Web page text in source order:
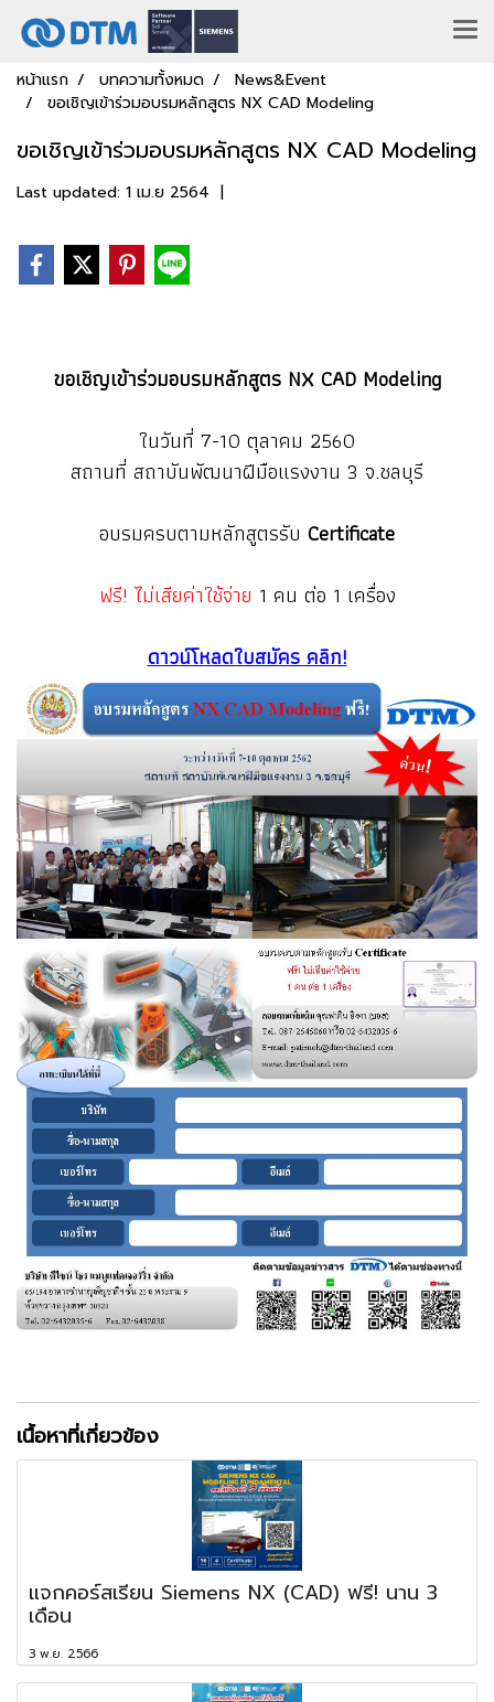
หน้าแรก บทความทั้งหมด
News&Event
ขอเชิญเข้าร่วมอบรมหลักสูตร NX CAD Modeling
ขอเชิญเข้าร่วมอบรมหลักสูตร NX CAD Modeling
Last updated: 1 เม.ย 2564 |
ขอเชิญเข้าร่วมอบรมหลักสูตร NX CAD Modeling
ในวันที่ 7-10 ตุลาคม 2560
สถานที่ สถาบันพัฒนาฝีมือแรงงาน 3 จ.ชลบุรี
อบรมครบตามหลักสูตรรับ Certificate
ฟรี!ไม่เสียค่าใช้จ่าย 1 คน ต่อ 1 เครื่อง
ดาวน์โหลดใบสมัคร คลิก!
เนื้อหาที่เกี่ยวข้อง
แจกคอร์สเรียน Siemens NX (CAD) ฟรี! นาน 3
เดือน
3 พ.ย. 2566